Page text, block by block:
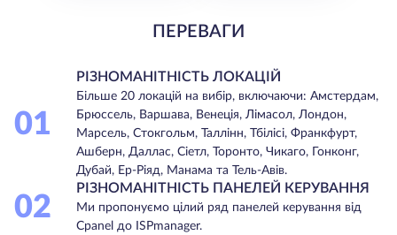
ПЕРЕВАГИ
01
РІЗНОМАНІТНІСТЬ ЛОКАЦІЙ
Більше 20 локацій на вибір, включаючи: Амстердам,
Брюссель, Варшава, Венеція, Лімасол, Лондон,
Марсель, Стокгольм, Таллінн, Тбілісі, Франкфурт,
Ашберн, Даллас, Сіетл, Торонто, Чикаго, Гонконг,
Дубай, Ер-Ріяд, Манама та Тель-Авів.
02
РІЗНОМАНІТНІСТЬ ПАНЕЛЕЙ КЕРУВАННЯ
Ми пропонуємо цілий ряд панелей керування від
Cpanel до ISPmanager.